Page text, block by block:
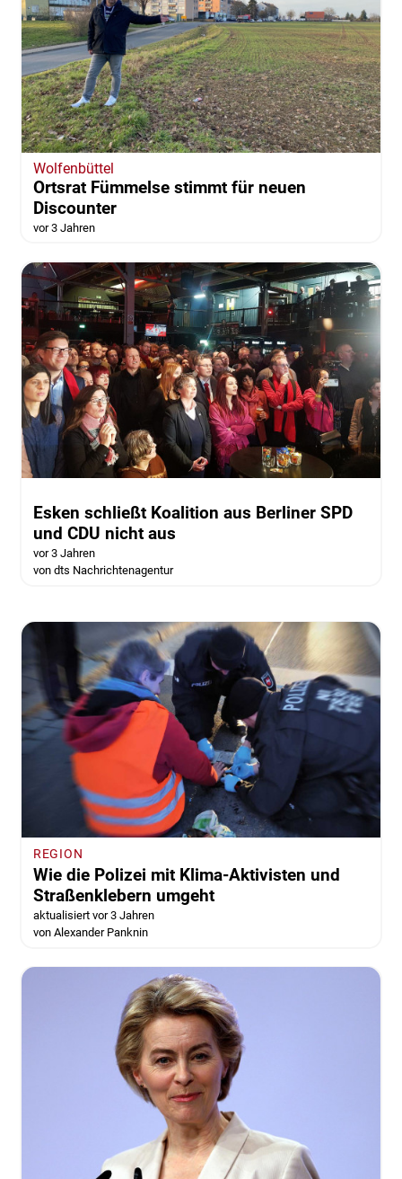
Wolfenbüttel
Ortsrat Fümmelse stimmt für neuen
Discounter
vor 3 Jahren
Esken schließt Koalition aus Berliner SPD
und CDU nicht aus
vor 3 Jahren
von dts Nachrichtenagentur
REGION
Wie die Polizei mit Klima-Aktivisten und
Straßenklebern umgeht
aktualisiert vor 3 Jahren
von Alexander Panknin